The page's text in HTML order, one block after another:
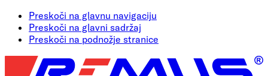
Preskoči na glavnu navigaciju
Preskoči na glavni sadržaj
Preskoči na podnožje stranice